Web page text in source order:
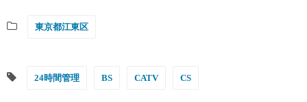
東京都江東区
24時間管理 BS CATV CS